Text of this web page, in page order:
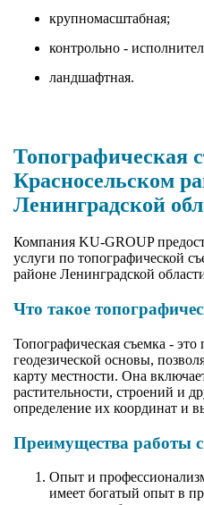
крупномасштабная;
контрольно -
ландшафтная.
Топографическая
Красносельском
Ленинградской
Компания KU-GROUP
услуги по топографической
районе Ленинградской
Что такое
Топографическая съемка - это
геодезической основы,
карту местности. Она
растительности, строений и
определение их координат и
Преимущества работы
Опыт и
имеет богатый опыт в